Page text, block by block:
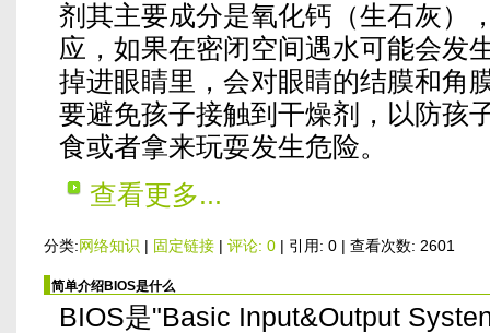
剂其主要成分是氧化钙（生石灰）
应，如果在密闭空间遇水可能会发
掉进眼睛里，会对眼睛的结膜和角
要避免孩子接触到干燥剂，以防孩
食或者拿来玩耍发生危险。
查看更多...
分类:网络知识 | 固定链接| 评论: 0| 引用: 0 | 查看次数: 2601
简单介绍BIOS是什么
BIOS是"Basic Input&Output